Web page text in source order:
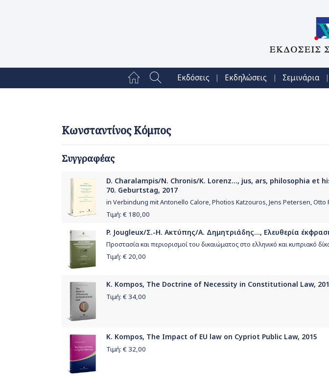
Εκδόσεις | Εκδηλώσεις | Σεμινάρια |
Κωνσταντίνος Κόμπος
Συγγραφέας
D. Charalampis/N. Chronis/K. Lorenz..., jus, ars, philosophia et
70. Geburtstag, 2017
in Verbindung mit Antonello Calore, Photios Katzouros, Jens Petersen, Otto
Τιμή: € 180,00
P. Jougleux/Σ.-Η. Ακτύπης/Α. Δημητριάδης..., Ελευθερία
Προστασία και περιορισμοί του δικαιώματος στο ελληνικό και κυπριακό
Τιμή: € 20,00
K. Kompos, The Doctrine of Necessity in Constitutional Law,
Τιμή: € 34,00
K. Kompos, The Impact of EU law on Cypriot Public Law, 2015
Τιμή: € 32,00